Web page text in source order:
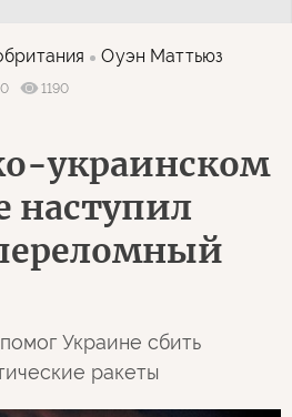
Оуэн Маттьюз
0
1190
украинском
наступил
Украине сбить
ракеты